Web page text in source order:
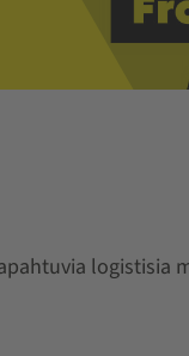
logistisia